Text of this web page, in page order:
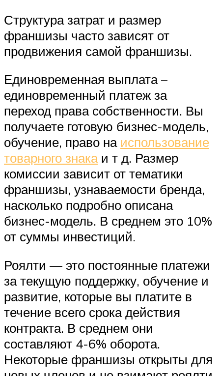
Структура затрат и размер
франшизы часто зависят от
продвижения самой франшизы.
Единовременная выплата –
единовременный платеж за
переход права собственности. Вы
получаете готовую бизнес-модель,
обучение, право на использование
товарного знакаи т д. Размер
комиссии зависит от тематики
франшизы, узнаваемости бренда,
насколько подробно описана
бизнес-модель. В среднем это 10%
от суммы инвестиций.
Роялти — это постоянные платежи
за текущую поддержку, обучение и
развитие, которые вы платите в
течение всего срока действия
контракта. В среднем они
составляют 4-6% оборота.
Некоторые франшизы открыты для